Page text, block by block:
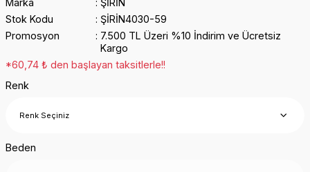
Marka
ŞİRİN
Stok Kodu
ŞİRİN4030-59
Promosyon
7.500 TL Üzeri %10 İndirim ve Ücretsiz
Kargo
*60,74 ₺ den başlayan taksitlerle!!
Renk
Beden